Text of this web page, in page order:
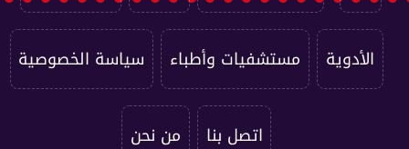
الأدوية مستشفيات وأطباء سياسة الخصوصية
اتصل بنا من نحن